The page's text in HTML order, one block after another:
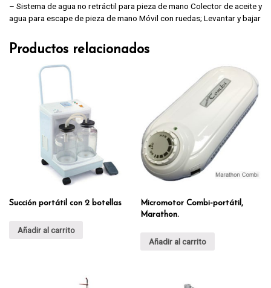
– Sistema de agua no retráctil para pieza de mano Colector de aceite y
agua para escape de pieza de mano Móvil con ruedas; Levantar y bajar
Productos relacionados
Succión portátil con 2 botellas
Añadir al carrito
Micromotor Combi-portátil,
Marathon.
Añadir al carrito